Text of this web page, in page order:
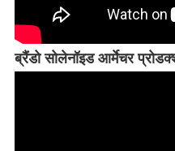
ब्रैंडो सोलेनॉइड आर्मेचर